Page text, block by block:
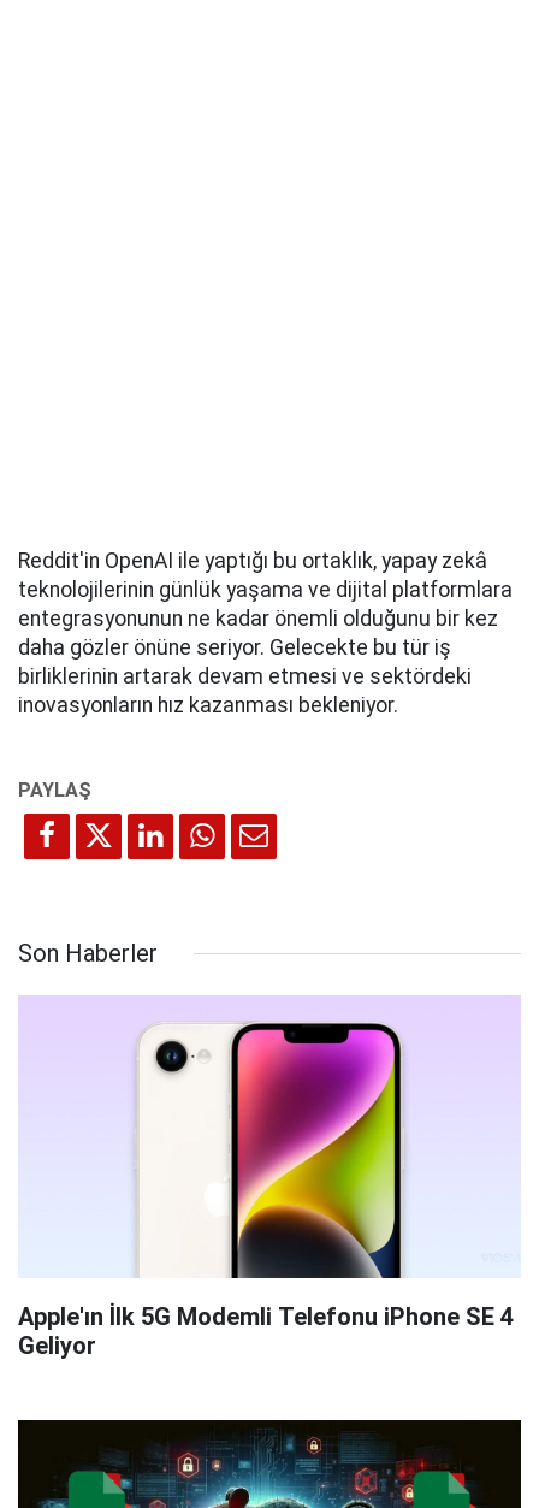
Reddit'in OpenAI ile yaptığı bu ortaklık, yapay zekâ
teknolojilerinin günlük yaşama ve dijital platformlara
entegrasyonunun ne kadar önemli olduğunu bir kez
daha gözler önüne seriyor. Gelecekte bu tür iş
birliklerinin artarak devam etmesi ve sektördeki
inovasyonların hız kazanması bekleniyor.
Son Haberler
Apple'ın İlk 5G Modemli Telefonu iPhone SE 4
Geliyor